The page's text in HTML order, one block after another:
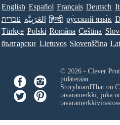
English Español Français Deutsch
עברית العَرَبِيَّة हिन्दी ру́сский язы́к
Türkçe Polski Româna Ceština
български Lietuvos Slovenščina
© 2026 - Clever
pidätetään.
StoryboardThat on
tavaramerkki, joka